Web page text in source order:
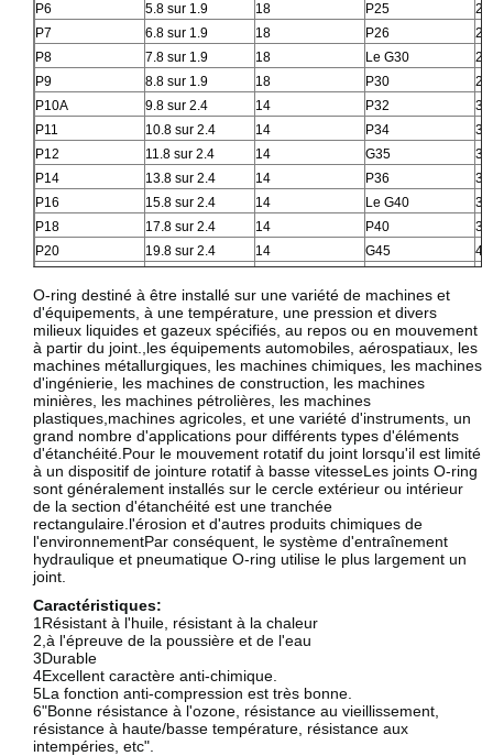
P6 5.8 sur 1.9 18 P25
P7
6.8 sur 1.9 18 P26
P8
7.8 sur 1.9 18 Le G30
P9
8.8 sur 1.9 18 P30
P10A
9.8 sur 2.4 14 P32
P11
10.8 sur 2.4 14 P34
P12
11.8 sur 2.4 14 G35
P14
13.8 sur 2.4 14 P36
P16
15.8 sur 2.4 14 Le G40
P18
17.8 sur 2.4 14 P40
P20
19.8 sur 2.4 14 G45
O-ring destiné à être installé sur une variété de machines et
d'équipements, à une température, une pression et divers
milieux liquides et gazeux spécifiés, au repos ou en mouvement
à partir du joint.,les équipements automobiles, aérospatiaux, les
machines métallurgiques, les machines chimiques, les machines
d'ingénierie, les machines de construction, les machines
minières, les machines pétrolières, les machines
plastiques,machines agricoles, et une variété d'instruments, un
grand nombre d'applications pour différents types d'éléments
d'étanchéité.Pour le mouvement rotatif du joint lorsqu'il est limité
à un dispositif de jointure rotatif à basse vitesseLes joints O-ring
sont généralement installés sur le cercle extérieur ou intérieur
de la section d'étanchéité est une tranchée
rectangulaire.l'érosion et d'autres produits chimiques de
l'environnementPar conséquent, le système d'entraînement
hydraulique et pneumatique O-ring utilise le plus largement un
joint.
Caractéristiques:
1Résistant à l'huile, résistant à la chaleur
2,à l'épreuve de la poussière et de l'eau
3Durable
4Excellent caractère anti-chimique.
5La fonction anti-compression est très bonne.
6"Bonne résistance à l'ozone, résistance au vieillissement,
résistance à haute/basse température, résistance aux
intempéries, etc".